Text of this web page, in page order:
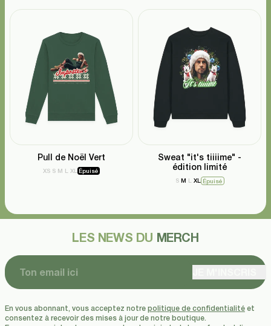
Pull de Noël Vert
XS S M L XL Épuisé
Sweat "it's tiiiime" -
édition limité
S M L XL Épuisé
LES NEWS DU MERCH
En vous abonnant, vous acceptez notre politique de confidentialité et
consentez à recevoir des mises à jour de notre boutique.